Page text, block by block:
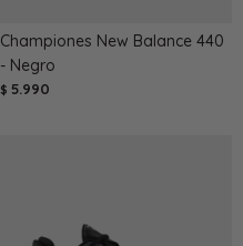
Championes New Balance 440
- Negro
$ 5.990